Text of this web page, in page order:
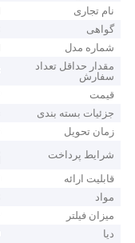
نام تجاری
گواهی
شماره مدل
مقدار حداقل تعداد
سفارش
قیمت
جزئیات بسته بندی
زمان تحویل
شرایط پرداخت
قابلیت ارائه
مواد
میزان فیلتر
دیا